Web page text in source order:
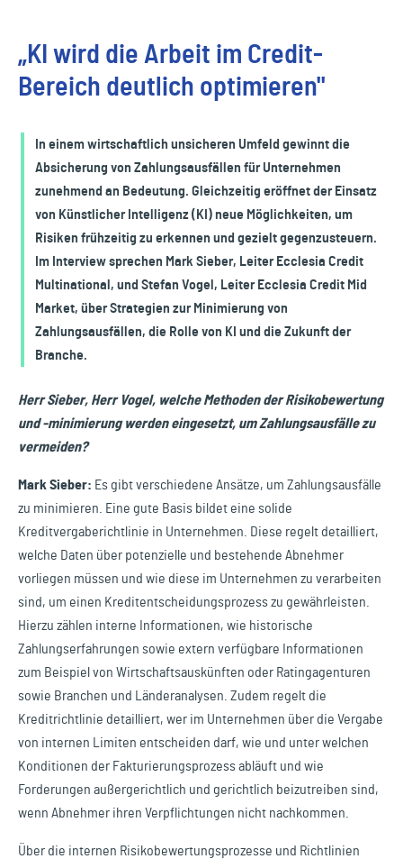
„KI wird die Arbeit im Credit-
Bereich deutlich optimieren"
In einem wirtschaftlich unsicheren Umfeld gewinnt die
Absicherung von Zahlungsausfällen für Unternehmen
zunehmend an Bedeutung. Gleichzeitig eröffnet der Einsatz
von Künstlicher Intelligenz (KI) neue Möglichkeiten, um
Risiken frühzeitig zu erkennen und gezielt gegenzusteuern.
Im Interview sprechen Mark Sieber, Leiter Ecclesia Credit
Multinational, und Stefan Vogel, Leiter Ecclesia Credit Mid
Market, über Strategien zur Minimierung von
Zahlungsausfällen, die Rolle von KI und die Zukunft der
Branche.
Herr Sieber, Herr Vogel, welche Methoden der Risikobewertung
und -minimierung werden eingesetzt, um Zahlungsausfälle zu
vermeiden?
Mark Sieber: Es gibt verschiedene Ansätze, um Zahlungsausfälle
zu minimieren. Eine gute Basis bildet eine solide
Kreditvergaberichtlinie in Unternehmen. Diese regelt detailliert,
welche Daten über potenzielle und bestehende Abnehmer
vorliegen müssen und wie diese im Unternehmen zu verarbeiten
sind, um einen Kreditentscheidungsprozess zu gewährleisten.
Hierzu zählen interne Informationen, wie historische
Zahlungserfahrungen sowie extern verfügbare Informationen
zum Beispiel von Wirtschaftsauskünften oder Ratingagenturen
sowie Branchen und Länderanalysen. Zudem regelt die
Kreditrichtlinie detailliert, wer im Unternehmen über die Vergabe
von internen Limiten entscheiden darf, wie und unter welchen
Konditionen der Fakturierungsprozess abläuft und wie
Forderungen außergerichtlich und gerichtlich beizutreiben sind,
wenn Abnehmer ihren Verpflichtungen nicht nachkommen.
Über die internen Risikobewertungsprozesse und Richtlinien